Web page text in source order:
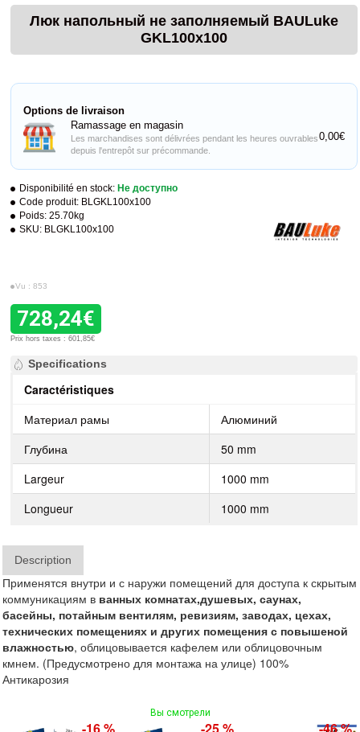
Люк напольный не заполняемый BAULuke
GKL100x100
Disponibilité en stock: Не доступно
Code produit: BLGKL100x100
Poids: 25.70kg
SKU: BLGKL100x100
Vu : 853
728,24€
Prix hors taxes : 601,85€
Options de livraison
Ramassage en magasin
Les marchandises sont délivrées pendant les heures ouvrables
depuis l'entrepôt sur précommande.
0,00€
Specifications
Caractéristiques
Материал рамы
Алюминий
Глубина
50 mm
Largeur
1000 mm
Longueur
1000 mm
Description
Применятся внутри и с наружи помещений для доступа к скрытым
коммуникациям в ванных комнатах,душевых, саунах,
басейны, потайным вентилям, ревизиям, заводах, цехах,
технических помещениях и других помещения с повышеной
влажностью, облицовывается кафелем или облицовочным
кмнем. (Предусмотрено для монтажа на улице) 100%
Антикарозия
Вы смотрели